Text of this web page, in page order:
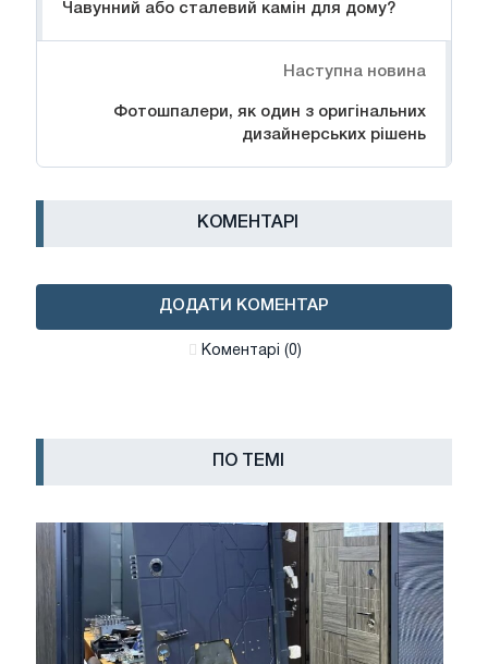
Чавунний або сталевий камін для дому?
Наступна новина
Фотошпалери, як один з оригінальних
дизайнерських рішень
КОМЕНТАРІ
ДОДАТИ КОМЕНТАР
Коментарі (0)
ПО ТЕМІ